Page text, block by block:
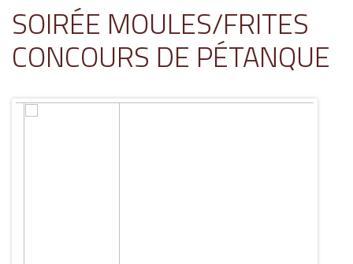
SOIRÉE MOULES/FRITES
CONCOURS DE PÉTANQUE